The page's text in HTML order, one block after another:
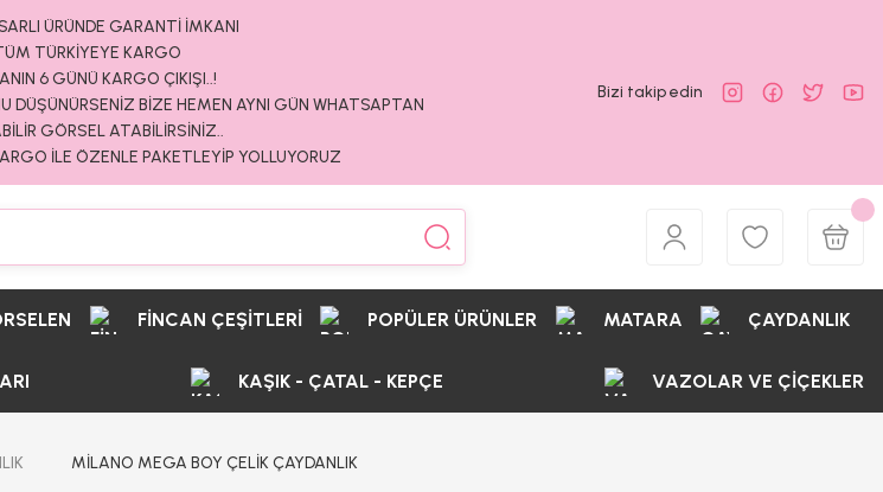
ÜRÜNDE GARANTİ İMKANI
TÜRKİYEYE KARGO
6 GÜNÜ KARGO ÇIKIŞI..!
DÜŞÜNÜRSENİZ BİZE HEMEN AYNI GÜN WHATSAPTAN
GÖRSEL ATABİLİRSİNİZ..
İLE ÖZENLE PAKETLEYİP YOLLUYORUZ
Bizi takip edin
FİNCAN ÇEŞİTLERİ POPÜLER ÜRÜNLER MATARA ÇAYDANLIK
KAŞIK - ÇATAL - KEPÇE VAZOLAR VE ÇİÇEKLER
MİLANO MEGA BOY ÇELİK ÇAYDANLIK